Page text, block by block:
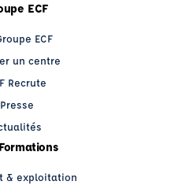
ECF
ECF
un centre
Recrute
Presse
& exploitation